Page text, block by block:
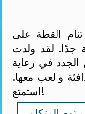
القطة على
جدًا. لقد ولدت
الجدد في رعاية
والعب معها.
استمتع!